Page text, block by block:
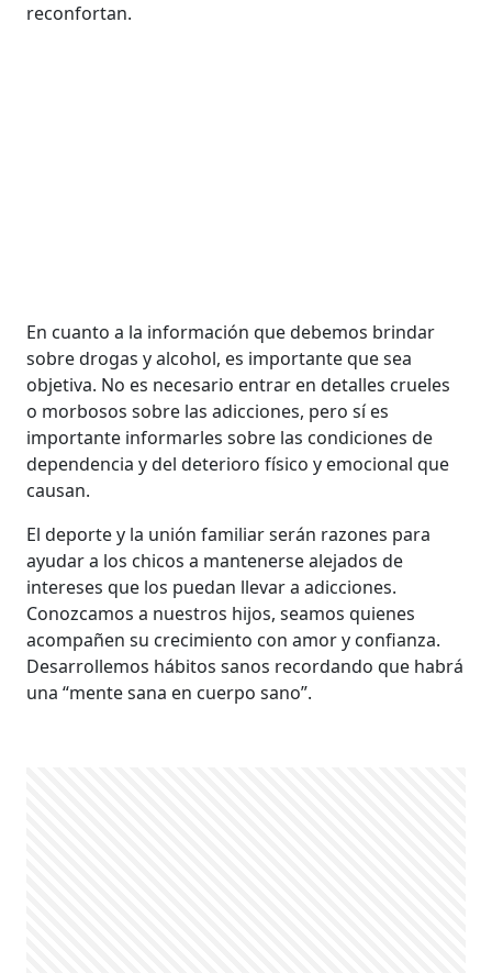
reconfortan.
En cuanto a la información que debemos brindar
sobre drogas y alcohol, es importante que sea
objetiva. No es necesario entrar en detalles crueles
o morbosos sobre las adicciones, pero sí es
importante informarles sobre las condiciones de
dependencia y del deterioro físico y emocional que
causan.
El deporte y la unión familiar serán razones para
ayudar a los chicos a mantenerse alejados de
intereses que los puedan llevar a adicciones.
Conozcamos a nuestros hijos, seamos quienes
acompañen su crecimiento con amor y confianza.
Desarrollemos hábitos sanos recordando que habrá
una “mente sana en cuerpo sano”.